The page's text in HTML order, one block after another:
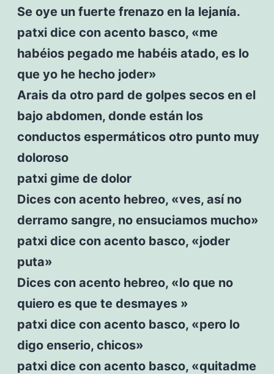
Se oye un fuerte frenazo en la lejanía.
patxi dice con acento basco, «me
habéios pegado me habéis atado, es lo
que yo he hecho joder»
Arais da otro pard de golpes secos en el
bajo abdomen, donde están los
conductos espermáticos otro punto muy
doloroso
patxi gime de dolor
Dices con acento hebreo, «ves, así no
derramo sangre, no ensuciamos mucho»
patxi dice con acento basco, «joder
puta»
Dices con acento hebreo, «lo que no
quiero es que te desmayes »
patxi dice con acento basco, «pero lo
digo enserio, chicos»
patxi dice con acento basco, «quitadme